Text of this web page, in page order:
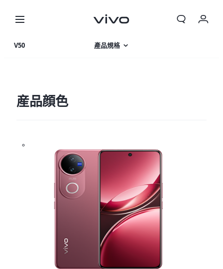
我的訂單
帳號設定
V50 產品規格
産品顔色